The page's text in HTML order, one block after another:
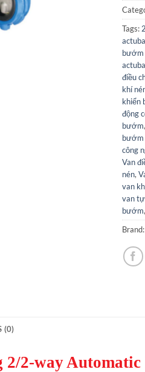
Tags:
bướm
điều
khí
khiển
động
bướm,
bướm
công
Van
nén,
van
van
bướm,
Brand:
(0)
2/2-way